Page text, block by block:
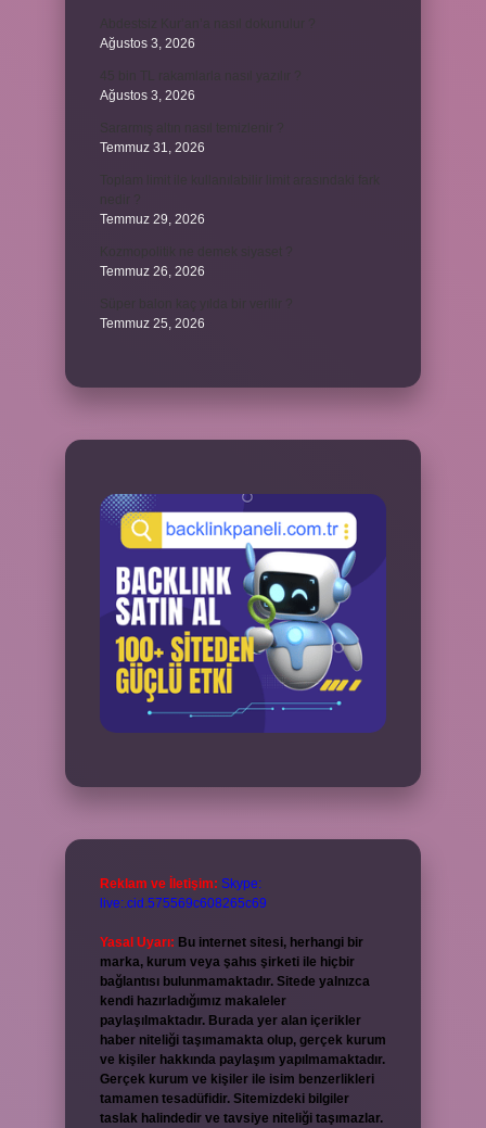
Ağustos 3, 2026
Ağustos 3, 2026
Temmuz 31, 2026
Temmuz 29, 2026
Temmuz 26, 2026
Temmuz 25, 2026
Reklam ve İletişim: Skype:
live:.cid.575569c608265c69
Yasal Uyarı: Bu internet sitesi, herhangi bir
marka, kurum veya şahıs şirketi ile hiçbir
bağlantısı bulunmamaktadır. Sitede yalnızca
kendi hazırladığımız makaleler
paylaşılmaktadır. Burada yer alan içerikler
haber niteliği taşımamakta olup, gerçek kurum
ve kişiler hakkında paylaşım yapılmamaktadır.
Gerçek kurum ve kişiler ile isim benzerlikleri
tamamen tesadüfidir. Sitemizdeki bilgiler
taslak halindedir ve tavsiye niteliği taşımazlar.